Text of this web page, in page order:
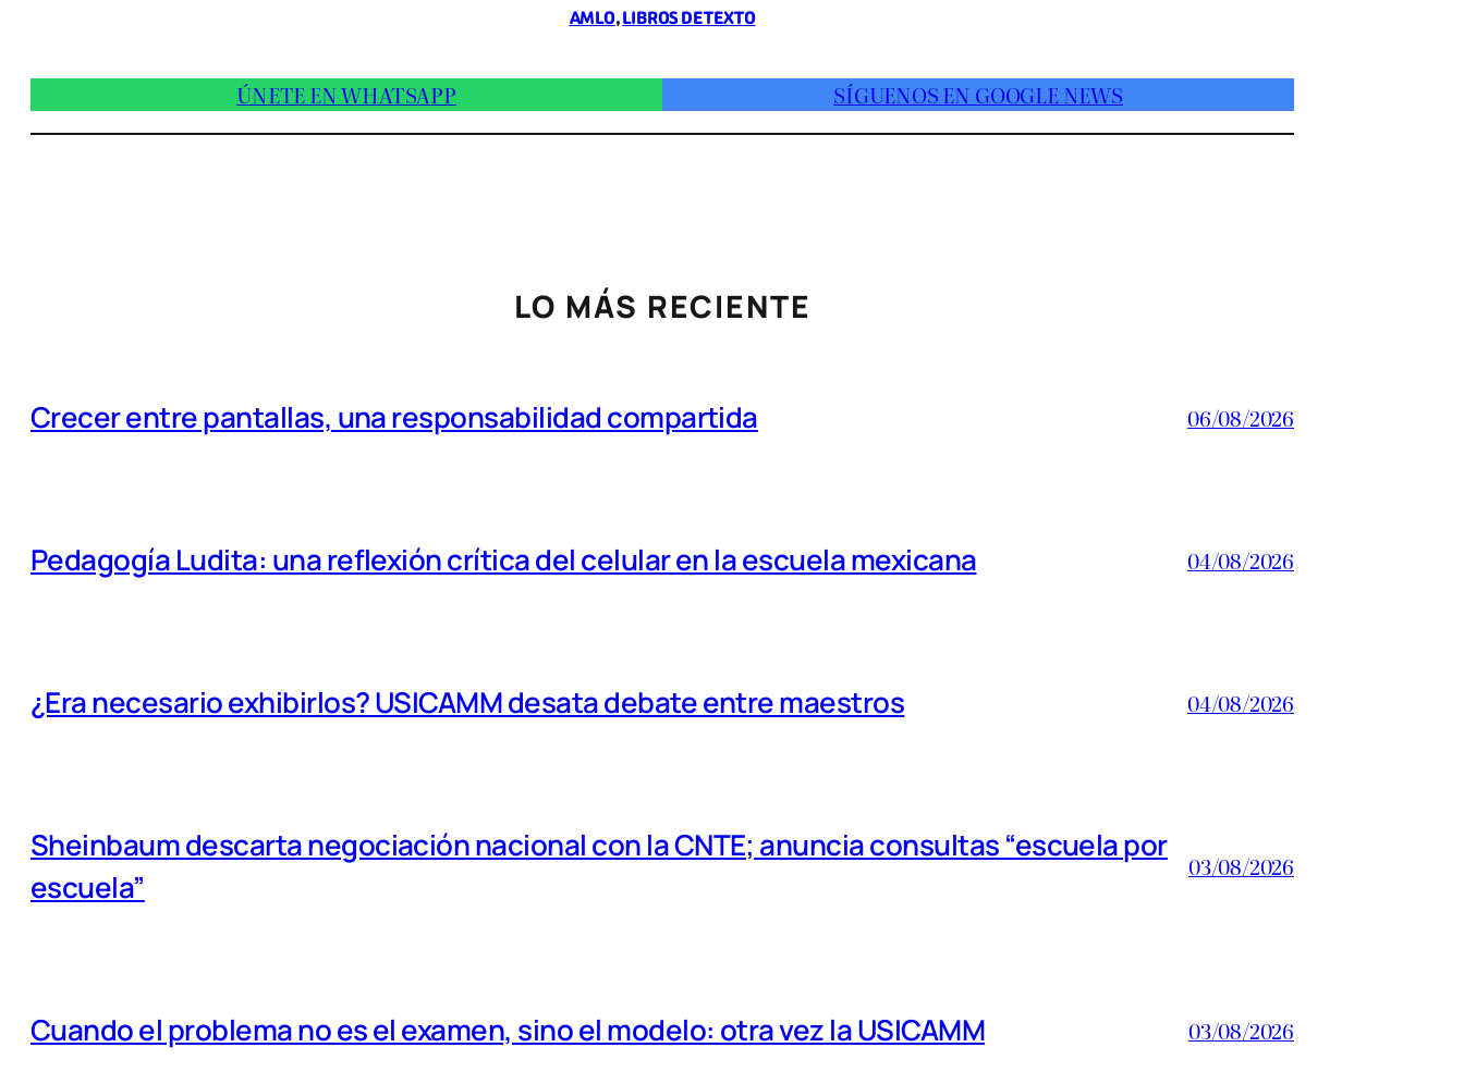
AMLO, LIBROS DE TEXTO
ÚNETE EN WHATSAPP SÍGUENOS EN GOOGLE NEWS
LO MÁS RECIENTE
Crecer entre pantallas, una responsabilidad compartida 06/08/2026
Pedagogía Ludita: una reflexión crítica del celular en la escuela mexicana 04/08/2026
¿Era necesario exhibirlos? USICAMM desata debate entre maestros 04/08/2026
Sheinbaum descarta negociación nacional con la CNTE; anuncia consultas “escuela por
escuela”
03/08/2026
Cuando el problema no es el examen, sino el modelo: otra vez la USICAMM 03/08/2026